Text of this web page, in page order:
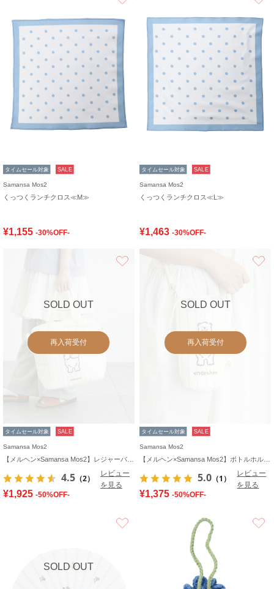
タイムセール対象 SALE
Samansa Mos2
くっつくランチクロス≪M≫
¥1,155 -30%OFF-
タイムセール対象 SALE
Samansa Mos2
くっつくランチクロス≪L≫
¥1,463 -30%OFF-
SOLD OUT
再入荷受付
タイムセール対象 SALE
Samansa Mos2
4.5 （2）
レビュー
を見る
¥1,925 -50%OFF-
SOLD OUT
再入荷受付
タイムセール対象 SALE
Samansa Mos2
5.0 （1）
レビュー
を見る
¥1,375 -50%OFF-
SOLD OUT